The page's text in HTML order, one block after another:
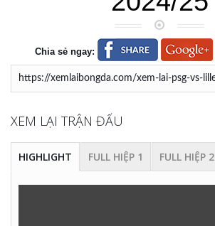
Chia sẻ ngay:
XEM LẠI TRẬN ĐẤU
HIGHLIGHT FULL HIỆP 1 FULL HIỆP 2